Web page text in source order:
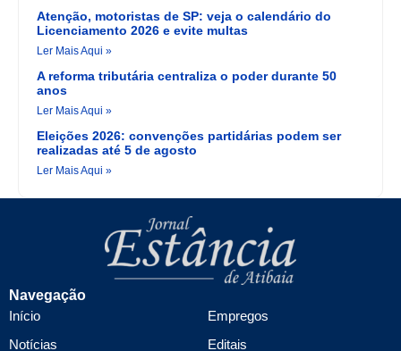
Atenção, motoristas de SP: veja o calendário do
Licenciamento 2026 e evite multas
Ler Mais Aqui »
A reforma tributária centraliza o poder durante 50
anos
Ler Mais Aqui »
Eleições 2026: convenções partidárias podem ser
realizadas até 5 de agosto
Ler Mais Aqui »
Navegação
Início
Notícias
Empregos
Editais